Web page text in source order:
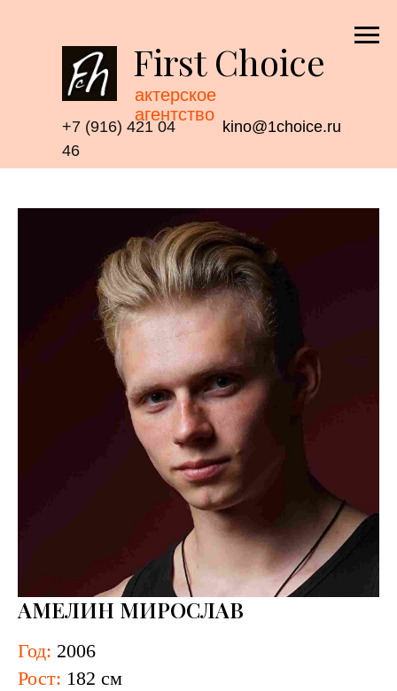
актерское
агентство
First Choice
+7 (916) 421 04
46
kino@1choice.ru
АМЕЛИН МИРОСЛАВ
Год: 2006
Рост: 182 см